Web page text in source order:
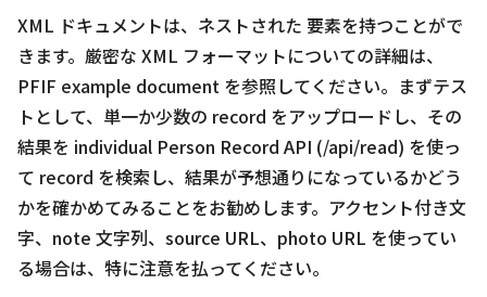
XML ドキュメントは、 ネストされた 要素を持つことがで
きます。厳密な XML フォーマットについての詳細は、
PFIF example document を参照してください。まずテス
トとして、単一か少数の record をアップロードし、その
結果を individual Person Record API (/api/read) を使っ
て record を検索し、結果が予想通りになっているかどう
かを確かめてみることをお勧めします。アクセント付き文
字、note 文字列、source URL、photo URL を使ってい
る場合は、特に注意を払ってください。